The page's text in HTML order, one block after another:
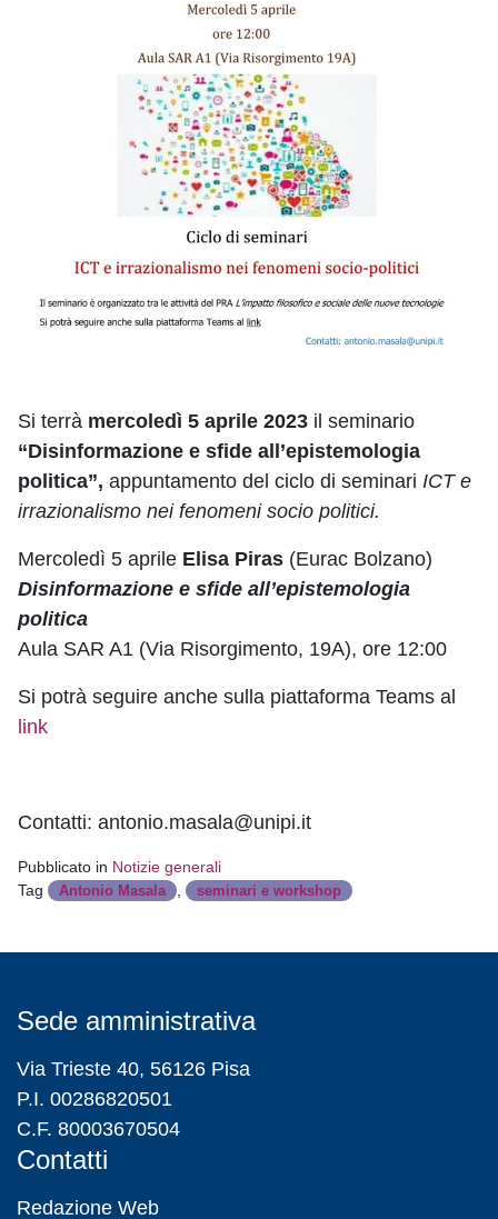
Si terrà mercoledì 5 aprile 2023 il seminario
“Disinformazione e sfide all’epistemologia
politica”, appuntamento del ciclo di seminari ICT e
irrazionalismo nei fenomeni socio politici.
Mercoledì 5 aprile Elisa Piras (Eurac Bolzano)
Disinformazione e sfide all’epistemologia
politica
Aula SAR A1 (Via Risorgimento, 19A), ore 12:00
Si potrà seguire anche sulla piattaforma Teams al
link
Contatti: antonio.masala@unipi.it
Pubblicato in Notizie generali
Tag
Antonio Masala seminari e workshop
Sede amministrativa
Via Trieste 40, 56126 Pisa
P.I. 00286820501
C.F. 80003670504
Contatti
Redazione Web